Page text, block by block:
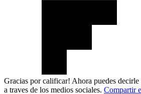
Gracias por calificar! Ahora puedes
a traves de los medios sociales. Compartir